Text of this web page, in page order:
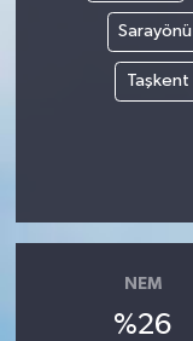
Sarayönü
Taşkent
NEM
%26